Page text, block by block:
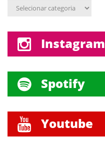
Assunto
Instagram
Spotify
Youtube